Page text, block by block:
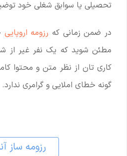
تحصیلی یا سوابق شغلی خود
در ضمن زمانی که رزومه اروپایی
مطئن شوید که یک نفر غیر از
کاری تان از نظر متن و محتوا
گونه خطای املایی و گرامری ندارد.
رزومه ساز